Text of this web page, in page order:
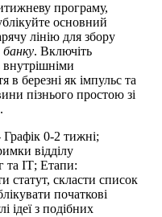
програму,
основний
лінію для збору
банку. Включіть
внутрішніми
в березні як імпульс та
пізнього простою зі
0-2 тижні;
відділу
та ІТ; Етапи:
статут, скласти список
початкові
ідеї з подібних